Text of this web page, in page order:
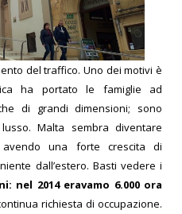
del traffico. Uno dei motivi è
ha portato le famiglie ad
di grandi dimensioni; sono
Malta sembra diventare
una forte crescita di
dall’estero. Basti vedere i
nel 2014 eravamo 6.000 ora
richiesta di occupazione.